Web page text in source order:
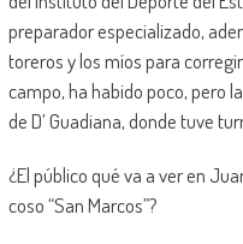
preparador especializado,
toreros y los míos para
campo, ha habido poco, pero
de D’ Guadiana, donde tuve
¿El público qué va a ver en
coso “San Marcos”?